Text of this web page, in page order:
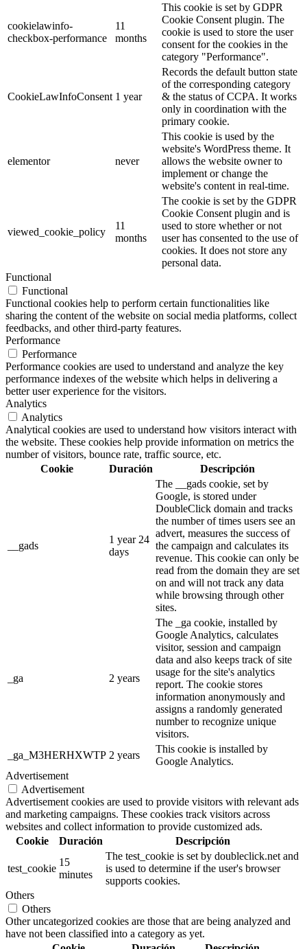
cookielawinfo-
checkbox-performance
11
months
This cookie is set by GDPR
Cookie Consent plugin. The
cookie is used to store the user
consent for the cookies in the
category "Performance".
CookieLawInfoConsent 1 year
Records the default button state
of the corresponding category
& the status of CCPA. It works
only in coordination with the
primary cookie.
elementor never
This cookie is used by the
website's WordPress theme. It
allows the website owner to
implement or change the
website's content in real-time.
viewed_cookie_policy
11
months
The cookie is set by the GDPR
Cookie Consent plugin and is
used to store whether or not
user has consented to the use of
cookies. It does not store any
personal data.
Functional
Functional
Functional cookies help to perform certain functionalities like
sharing the content of the website on social media platforms, collect
feedbacks, and other third-party features.
Performance
Performance
Performance cookies are used to understand and analyze the key
performance indexes of the website which helps in delivering a
better user experience for the visitors.
Analytics
Analytics
Analytical cookies are used to understand how visitors interact with
the website. These cookies help provide information on metrics the
number of visitors, bounce rate, traffic source, etc.
Cookie
Duración Descripción
__gads
1 year 24
days
The __gads cookie, set by
Google, is stored under
DoubleClick domain and tracks
the number of times users see an
advert, measures the success of
the campaign and calculates its
revenue. This cookie can only be
read from the domain they are set
on and will not track any data
while browsing through other
sites.
_ga 2 years
The _ga cookie, installed by
Google Analytics, calculates
visitor, session and campaign
data and also keeps track of site
usage for the site's analytics
report. The cookie stores
information anonymously and
assigns a randomly generated
number to recognize unique
visitors.
_ga_M3HERHXWTP 2 years
This cookie is installed by
Google Analytics.
Advertisement
Advertisement
Advertisement cookies are used to provide visitors with relevant ads
and marketing campaigns. These cookies track visitors across
websites and collect information to provide customized ads.
Cookie
Duración Descripción
test_cookie
15
minutes
The test_cookie is set by doubleclick.net and
is used to determine if the user's browser
supports cookies.
Others
Others
Other uncategorized cookies are those that are being analyzed and
have not been classified into a category as yet.